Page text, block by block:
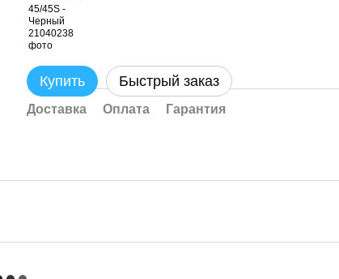
Купить Быстрый заказ
Доставка Оплата Гарантия